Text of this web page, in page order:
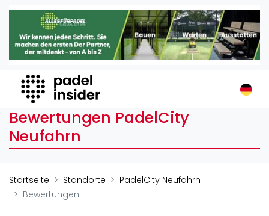
Padel Insider
Home
Organisationen
Buchungssysteme
Padel-Shops
Padel-Marken
Verschiedenes
Veranstaltungen
Bewertungen PadelCity
Neufahrn
Startseite Standorte
PadelCity Neufahrn
Bewertungen